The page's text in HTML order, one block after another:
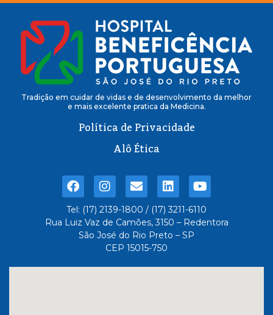
Tradição em cuidar de vidas e de desenvolvimento da melhor
e mais excelente pratica da Medicina.
Política de Privacidade
Alô Ética
Tel: (17) 2139-1800 / (17) 3211-6110
Rua Luiz Vaz de Camões, 3150 – Redentora
São José do Rio Preto – SP
CEP 15015-750